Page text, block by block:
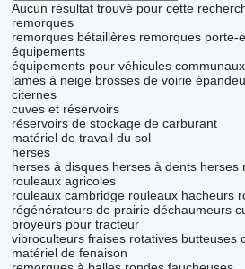
Aucun résultat trouvé pour cette
remorques
remorques bétaillères remorques porte-
équipements
équipements pour véhicules communaux
lames à neige brosses de voirie
citernes
cuves et réservoirs
réservoirs de stockage de carburant
matériel de travail du sol
herses
herses à disques herses à dents herses
rouleaux agricoles
rouleaux cambridge rouleaux hacheurs
régénérateurs de prairie déchaumeurs
broyeurs pour tracteur
vibroculteurs fraises rotatives butteuses
matériel de fenaison